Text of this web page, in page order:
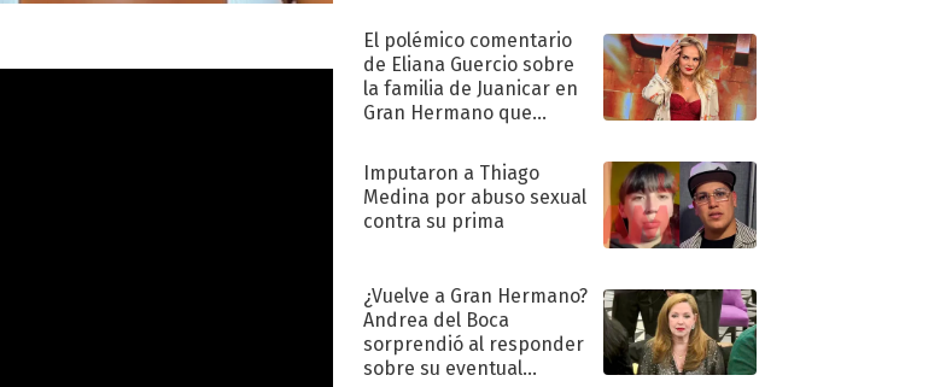
El polémico comentario
de Eliana Guercio sobre
la familia de Juanicar en
Gran Hermano que
Imputaron a Thiago
Medina por abuso sexual
contra su prima
¿Vuelve a Gran Hermano?
Andrea del Boca
sorprendió al responder
sobre su eventual